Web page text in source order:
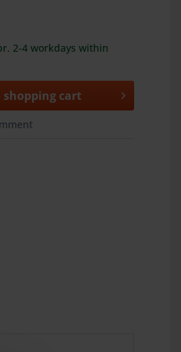
2-4 workdays within
shopping cart